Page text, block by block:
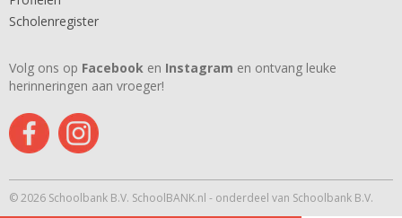
Scholenregister
Volg ons op Facebook en Instagram en ontvang leuke
herinneringen aan vroeger!
© 2026 Schoolbank B.V. SchoolBANK.nl - onderdeel van Schoolbank B.V.